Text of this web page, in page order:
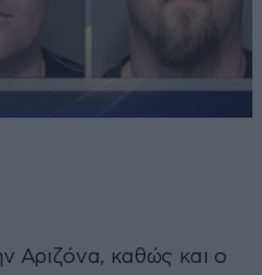
Αριζόνα, καθώς και ο